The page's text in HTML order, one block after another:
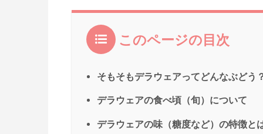
このページの目次
そもそもデラウェアってどんなぶどう
デラウェアの食べ頃（旬）について
デラウェアの味（糖度など）の特徴と